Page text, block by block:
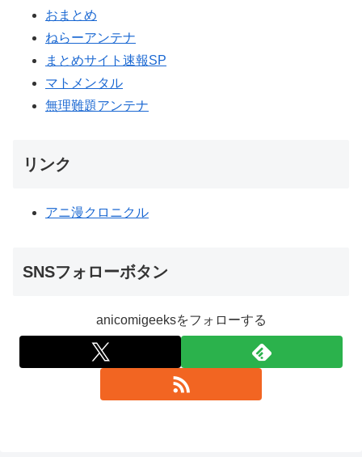
おまとめ
ねらーアンテナ
まとめサイト速報SP
マトメンタル
無理難題アンテナ
リンク
アニ漫クロニクル
SNSフォローボタン
anicomigeeksをフォローする